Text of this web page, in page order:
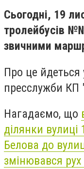
Сьогодні, 19
тролейбусів
звичними
Про це йдеться
пресслужби КП
Нагадаємо, що
ділянки вулиці
Белова до
змінювався